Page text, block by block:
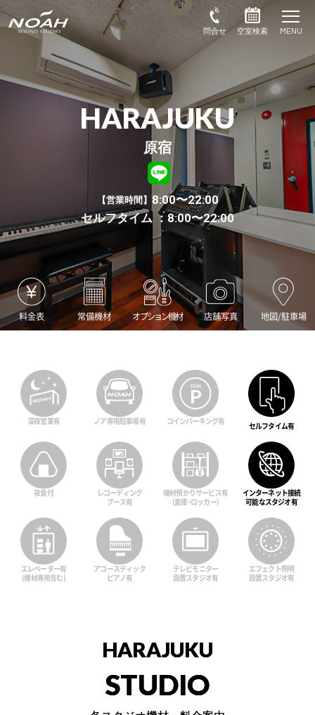
HARAJUKU
原宿
営業時間
8:00〜22:00
セルフタイム ：8:00〜22:00
料金表 常備機材 オプション機材 店舗写真 地図/駐車場
深夜営業有 ノア専用駐車場有 コインパーキング有
セルフタイム有
夜食 付
レコーディング
ブース有
機材預かりサービス有
(倉庫・ロッカー)
インターネット接続
可能なスタジオ有
エレベーター有
(機材専用含む)
アコースティック
ピアノ有
テレビモニター
設置スタジオ有
エフェクト照明
設置スタジオ有
HARAJUKU
STUDIO